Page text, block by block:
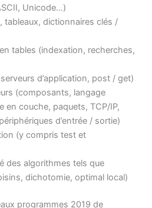
Unicode…)
tableaux, dictionnaires clés /
tables (indexation, recherches,
d’application, post / get)
(composants, langage
en couche, paquets, TCP/IP,
d’entrée / sortie)
(y compris test et
des algorithmes tels que
dichotomie, optimal local)
programmes 2019 de